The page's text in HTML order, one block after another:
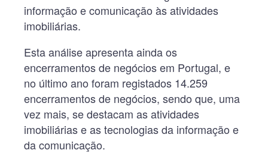
informação e comunicação às atividades
imobiliárias.
Esta análise apresenta ainda os
encerramentos de negócios em Portugal, e
no último ano foram registados 14.259
encerramentos de negócios, sendo que, uma
vez mais, se destacam as atividades
imobiliárias e as tecnologias da informação e
da comunicação.